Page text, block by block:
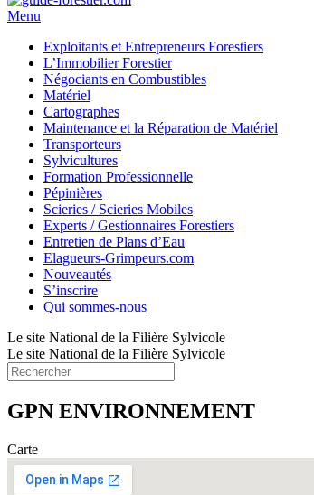
Menu
Exploitants et Entrepreneurs Forestiers
L’Immobilier Forestier
Négociants en Combustibles
Matériel
Cartographes
Maintenance et la Réparation de Matériel
Transporteurs
Sylvicultures
Formation Professionnelle
Pépinières
Scieries / Scieries Mobiles
Experts / Gestionnaires Forestiers
Entretien de Plans d’Eau
Elagueurs-Grimpeurs.com
Nouveautés
S’inscrire
Qui sommes-nous
Le site National de la Filière Sylvicole
Le site National de la Filière Sylvicole
GPN ENVIRONNEMENT
Carte